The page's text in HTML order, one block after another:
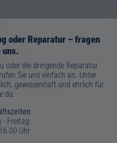
oder Reparatur – fragen
uns.
oder die dringende Reparatur
Sie uns einfach an. Unter
gewissenhaft und ehrlich für
da.
- Freitag:
Uhr